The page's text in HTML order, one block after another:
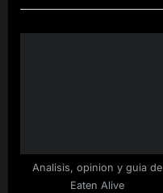
u
s
P
o
Analisis, opinion y guia de
Eaten Alive